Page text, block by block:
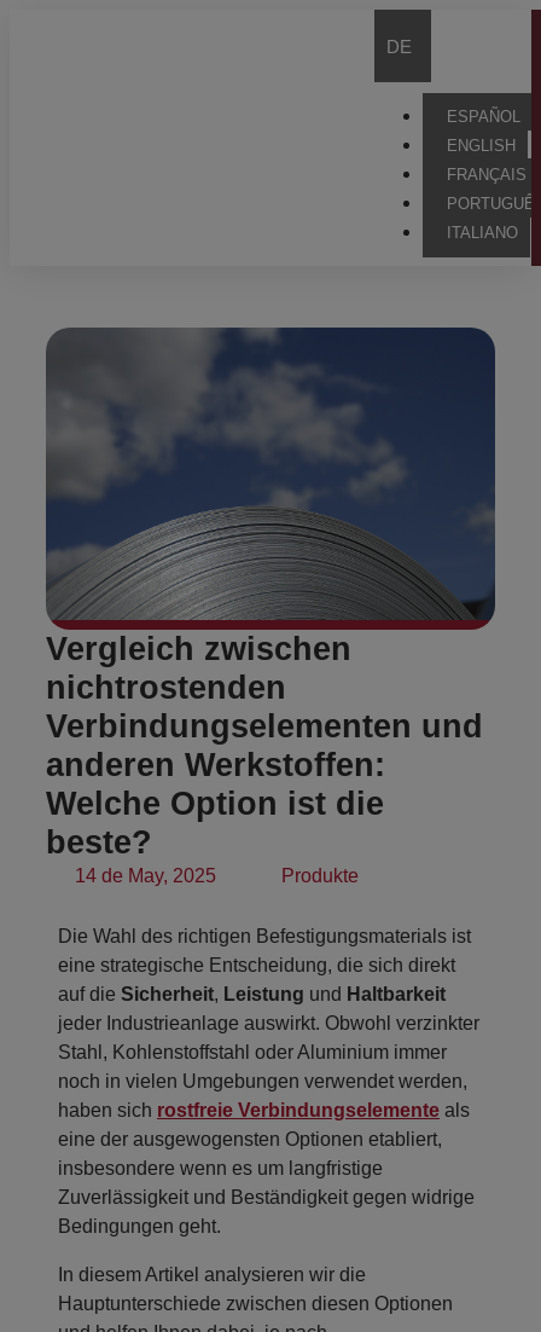
DE
ESPAÑOL
ENGLISH
FRANÇAIS
ITALIANO
Vergleich zwischen
nichtrostenden
Verbindungselementen und
anderen Werkstoffen:
Welche Option ist die
beste?
14 de May, 2025 Produkte
Die Wahl des richtigen Befestigungsmaterials ist
eine strategische Entscheidung, die sich direkt
auf die Sicherheit, Leistung und Haltbarkeit
jeder Industrieanlage auswirkt. Obwohl verzinkter
Stahl, Kohlenstoffstahl oder Aluminium immer
noch in vielen Umgebungen verwendet werden,
haben sich rostfreie Verbindungselemente als
eine der ausgewogensten Optionen etabliert,
insbesondere wenn es um langfristige
Zuverlässigkeit und Beständigkeit gegen widrige
Bedingungen geht.
In diesem Artikel analysieren wir die
Hauptunterschiede zwischen diesen Optionen